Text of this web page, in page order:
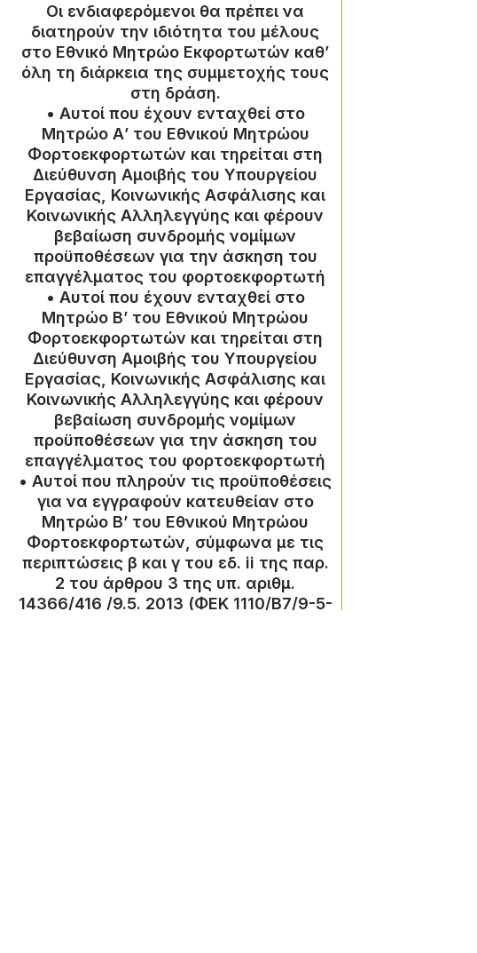
Οι ενδιαφερόμενοι θα πρέπει να
διατηρούν την ιδιότητα του μέλους
στο Εθνικό Μητρώο Εκφορτωτών καθ’
όλη τη διάρκεια της συμμετοχής τους
στη δράση.
• Αυτοί που έχουν ενταχθεί στο
Μητρώο Α’ του Εθνικού Μητρώου
Φορτοεκφορτωτών και τηρείται στη
Διεύθυνση Αμοιβής του Υπουργείου
Εργασίας, Κοινωνικής Ασφάλισης και
Κοινωνικής Αλληλεγγύης και φέρουν
βεβαίωση συνδρομής νομίμων
προϋποθέσεων για την άσκηση του
επαγγέλματος του φορτοεκφορτωτή
• Αυτοί που έχουν ενταχθεί στο
Mητρώο B’ του Εθνικού Μητρώου
Φορτοεκφορτωτών και τηρείται στη
Διεύθυνση Αμοιβής του Υπουργείου
Εργασίας, Κοινωνικής Ασφάλισης και
Κοινωνικής Αλληλεγγύης και φέρουν
βεβαίωση συνδρομής νομίμων
προϋποθέσεων για την άσκηση του
επαγγέλματος του φορτοεκφορτωτή
• Αυτοί που πληρούν τις προϋποθέσεις
για να εγγραφούν κατευθείαν στο
Μητρώο Β’ του Εθνικού Μητρώου
Φορτοεκφορτωτών, σύμφωνα με τις
περιπτώσεις β και γ του εδ. ii της παρ.
2 του άρθρου 3 της υπ. αριθμ.
14366/416 /9.5. 2013 (ΦΕΚ 1110/Β7/9-5-